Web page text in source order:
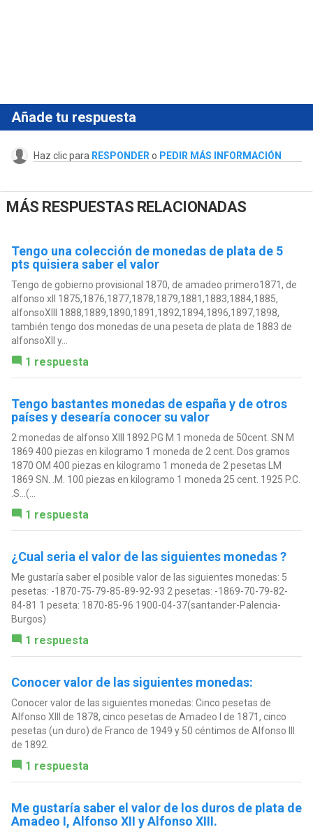
Añade tu respuesta
Haz clic para RESPONDER o PEDIR MÁS INFORMACIÓN
MÁS RESPUESTAS RELACIONADAS
Tengo una colección de monedas de plata de 5
pts quisiera saber el valor
Tengo de gobierno provisional 1870, de amadeo primero1871, de
alfonso xII 1875,1876,1877,1878,1879,1881,1883,1884,1885,
alfonsoXIII 1888,1889,1890,1891,1892,1894,1896,1897,1898,
también tengo dos monedas de una peseta de plata de 1883 de
alfonsoXII y...
1 respuesta
Tengo bastantes monedas de españa y de otros
países y desearía conocer su valor
2 monedas de alfonso XIII 1892 PG M 1 moneda de 50cent. SN M
1869 400 piezas en kilogramo 1 moneda de 2 cent. Dos gramos
1870 OM 400 piezas en kilogramo 1 moneda de 2 pesetas LM
1869 SN. .M. 100 piezas en kilogramo 1 moneda 25 cent. 1925 P.C.
.S...(...
1 respuesta
¿Cual seria el valor de las siguientes monedas ?
Me gustaría saber el posible valor de las siguientes monedas: 5
pesetas: -1870-75-79-85-89-92-93 2 pesetas: -1869-70-79-82-
84-81 1 peseta: 1870-85-96 1900-04-37(santander-Palencia-
Burgos)
1 respuesta
Conocer valor de las siguientes monedas:
Conocer valor de las siguientes monedas: Cinco pesetas de
Alfonso XIII de 1878, cinco pesetas de Amadeo I de 1871, cinco
pesetas (un duro) de Franco de 1949 y 50 céntimos de Alfonso III
de 1892.
1 respuesta
Me gustaría saber el valor de los duros de plata de
Amadeo I, Alfonso XII y Alfonso XIII.